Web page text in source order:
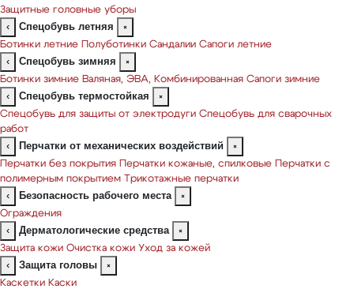
Защитные головные уборы
‹
Спецобувь летняя
×
Ботинки летние Полуботинки Сандалии Сапоги летние
‹
Спецобувь зимняя
×
Ботинки зимние Валяная, ЭВА, Комбинированная Сапоги зимние
‹
Спецобувь термостойкая
×
Спецобувь для защиты от электродуги Спецобувь для сварочных
работ
‹
Перчатки от механических воздействий
×
Перчатки без покрытия Перчатки кожаные, спилковые Перчатки с
полимерным покрытием Трикотажные перчатки
‹
Безопасность рабочего места
×
Ограждения
‹
Дерматологические средства
×
Защита кожи Очистка кожи Уход за кожей
‹
Защита головы
×
Каскетки Каски